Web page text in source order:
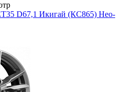
D67,1 Икигай (КС865) Нео-